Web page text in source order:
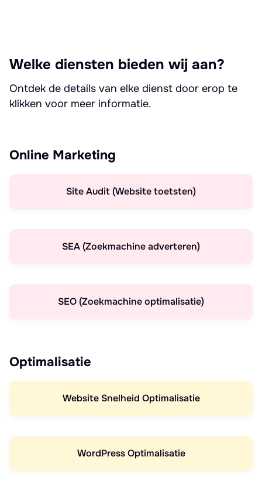
Welke diensten bieden wij aan?
Ontdek de details van elke dienst door erop te
klikken voor meer informatie.
Online Marketing
Site Audit (Website toetsten)
SEA (Zoekmachine adverteren)
SEO (Zoekmachine optimalisatie)
Optimalisatie
Website Snelheid Optimalisatie
WordPress Optimalisatie